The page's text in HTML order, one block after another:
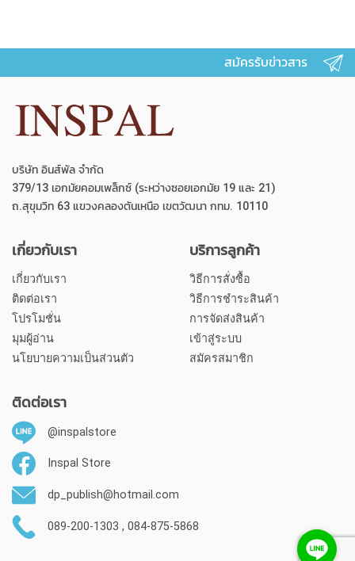
สมัครรับข่าวสาร
บริษัท อินส์พัล จำกัด
379/13 เอกมัยคอมเพล็กซ์ (ระหว่างซอยเอกมัย 19 และ 21)
ถ.สุขุมวิท 63 แขวงคลองตันเหนือ เขตวัฒนา กทม. 10110
เกี่ยวกับเรา
เกี่ยวกับเรา
ติดต่อเรา
โปรโมชั่น
มุมผู้อ่าน
นโยบายความเป็นส่วนตัว
บริการลูกค้า
วิธีการสั่งซื้อ
วิธีการชำระสินค้า
การจัดส่งสินค้า
เข้าสู่ระบบ
สมัครสมาชิก
ติดต่อเรา
@inspalstore
Inspal Store
dp_publish@hotmail.com
089-200-1303 , 084-875-5868